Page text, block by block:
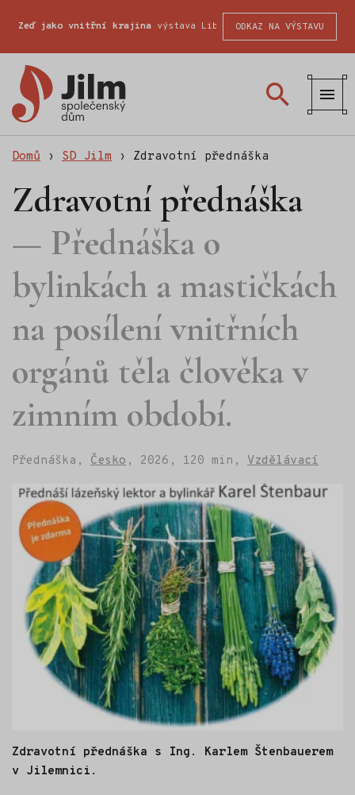
Zeď jako vnitřní krajina výstava Liberecké školy fotografické
ODKAZ NA VÝSTAVU
Domů › SD Jilm › Zdravotní přednáška
Zdravotní přednáška
Přednáška o
bylinkách a mastičkách
na posílení vnitřních
orgánů těla člověka v
zimním období.
Přednáška, Česko , 2026, 120 min, Vzdělávací
Zdravotní přednáška s Ing. Karlem Štenbauerem
v Jilemnici.